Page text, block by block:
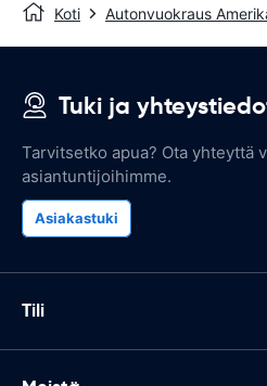
Koti Autonvuokraus
Tuki ja
Tarvitsetko apua? Ota yhteyttä
asiantuntijoihimme.
Asiakastuki
Tili